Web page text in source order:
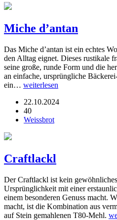
Miche d’antan
Das Miche d’antan ist ein echtes
den Alltag eignet. Dieses rustikale
seine große, runde Form und die
an einfache, ursprüngliche
ein… weiterlesen
22.10.2024
40
Weissbrot
Craftlackl
Der Craftlackl ist kein
Ursprünglichkeit mit einer
einem besonderen Genuss macht.
macht, ist die Kombination aus
auf Stein gemahlenen T80-Mehl.